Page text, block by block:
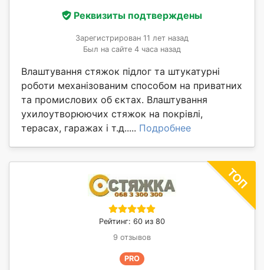
Реквизиты подтверждены
Зарегистрирован 11 лет назад
Был на сайте 4 часа назад
Влаштування стяжок підлог та штукатурні
роботи механізованим способом на приватних
та промислових об єктах. Влаштування
ухилоутворюючих стяжок на покрівлі,
терасах, гаражах і т.д..... Подробнее
Рейтинг: 60 из 80
9 отзывов
PRO